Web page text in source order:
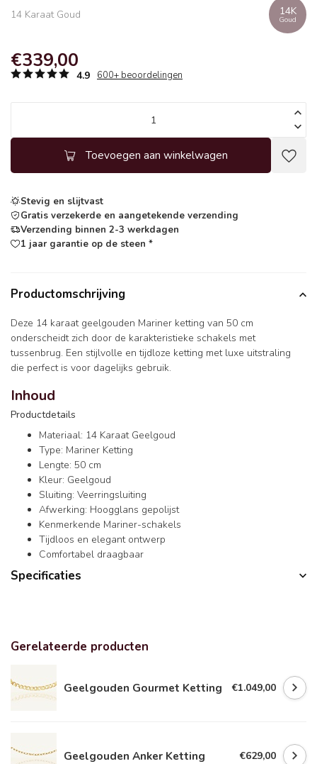
14 Karaat Goud 14K
Goud
€339,00
4.9 600+ beoordelingen
Toevoegen aan winkelwagen
Stevig en slijtvast
Gratis verzekerde en aangetekende verzending
Verzending binnen 2-3 werkdagen
1 jaar garantie op de steen *
Productomschrijving
Deze 14 karaat geelgouden Mariner ketting van 50 cm
onderscheidt zich door de karakteristieke schakels met
tussenbrug. Een stijlvolle en tijdloze ketting met luxe uitstraling
die perfect is voor dagelijks gebruik.
Inhoud
Productdetails
Materiaal: 14 Karaat Geelgoud
Type: Mariner Ketting
Lengte: 50 cm
Kleur: Geelgoud
Sluiting: Veerringsluiting
Afwerking: Hoogglans gepolijst
Kenmerkende Mariner-schakels
Tijdloos en elegant ontwerp
Comfortabel draagbaar
Specificaties
Gerelateerde producten
Geelgouden Gourmet Ketting €1.049,00
Geelgouden Anker Ketting €629,00